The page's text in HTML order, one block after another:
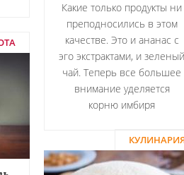
Какие только продукты ни
преподносились в этом
качестве. Это и ананас с
эго экстрактами, и зеленый
чай. Теперь все большее
внимание уделяется
корню имбиря